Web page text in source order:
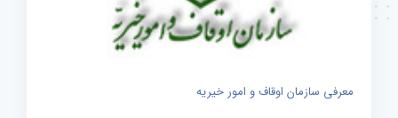
معرفی سازمان اوقاف و امور خیریه